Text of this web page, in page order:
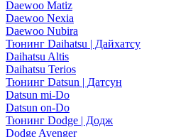
Daewoo Matiz
Daewoo Nexia
Daewoo Nubira
Тюнинг Daihatsu | Дайхатсу
Daihatsu Altis
Daihatsu Terios
Тюнинг Datsun | Датсун
Datsun mi-Do
Datsun on-Do
Тюнинг Dodge | Додж
Dodge Avenger